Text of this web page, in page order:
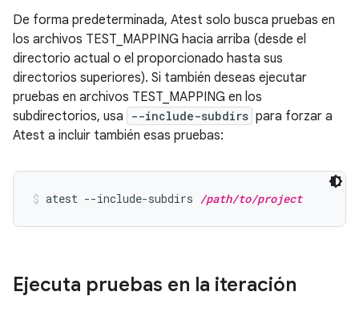
De forma predeterminada, Atest solo busca pruebas en
los archivos TEST_MAPPING hacia arriba (desde el
directorio actual o el proporcionado hasta sus
directorios superiores). Si también deseas ejecutar
pruebas en archivos TEST_MAPPING en los
subdirectorios, usa
--include-subdirs para forzar a
Atest a incluir también esas pruebas:
atest --include-subdirs /path/to/project
Ejecuta pruebas en la iteración